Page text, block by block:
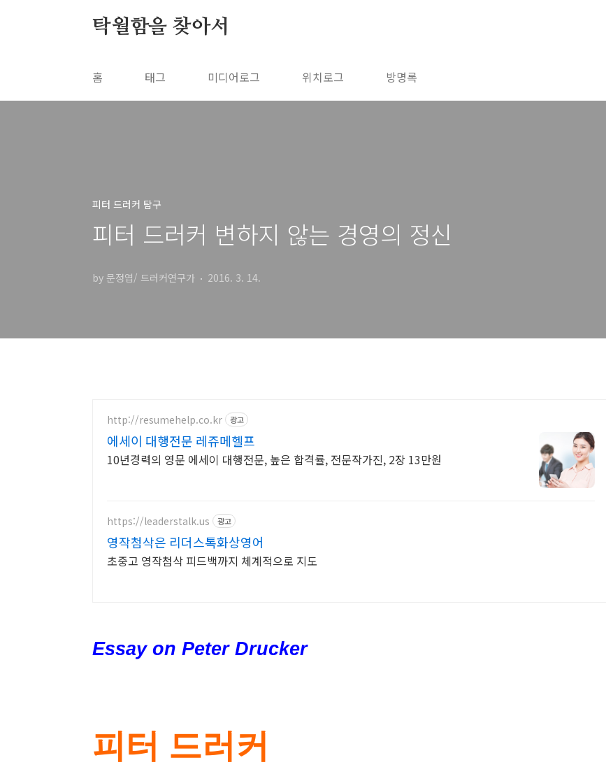
탁월함을 찾아서
홈 태그 미디어로그 위치로그 방명록
피터 드러커 탐구
피터 드러커 변하지 않는 경영의 정신
by 문정엽/ 드러커연구가 2016. 3. 14.
http://resumehelp.co.kr 광고
에세이 대행전문 레쥬메헬프
10년경력의 영문 에세이 대행전문, 높은 합격률, 전문작가진, 2장 13만원
https://leaderstalk.us 광고
영작첨삭은 리더스톡화상영어
초중고 영작첨삭 피드백까지 체계적으로 지도
Essay on Peter Drucker
피터 드러커